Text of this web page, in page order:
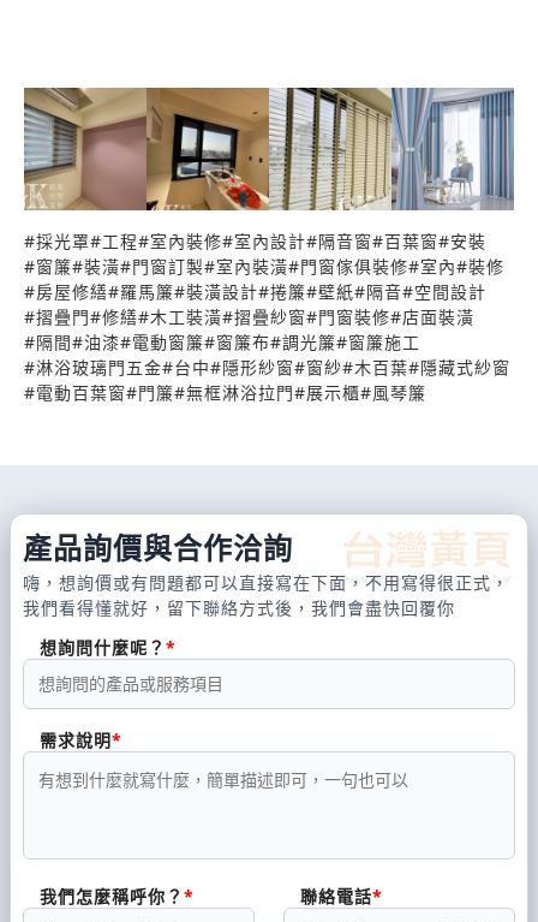
命： 我們的使命是通過窗簾的藝術，為客戶打造一個
更舒適、更美好的居住和工作環境。我們相信，一個
精心設計的窗簾不僅是空間裝飾的一部分，更是生活
品味和品質的體現。 歡迎您親臨我們的陳列室，感受
窗簾的多彩世界，讓我們一同打造屬於您獨一無二的
窗飾藝術！
#採光罩#工程#室內裝修#室內設計#隔音窗#百葉窗#安裝
#窗簾#裝潢#門窗訂製#室內裝潢#門窗傢俱裝修#室內#裝修
#房屋修繕#羅馬簾#裝潢設計#捲簾#壁紙#隔音#空間設計
#摺疊門#修繕#木工裝潢#摺疊紗窗#門窗裝修#店面裝潢
#隔間#油漆#電動窗簾#窗簾布#調光簾#窗簾施工
#淋浴玻璃門五金#台中#隱形紗窗#窗紗#木百葉#隱藏式紗窗
#電動百葉窗#門簾#無框淋浴拉門#展示櫃#風琴簾
產品詢價與合作洽詢
嗨，想詢價或有問題都可以直接寫在下面，不用寫得很正式，
我們看得懂就好，留下聯絡方式後，我們會盡快回覆你
想詢問什麼呢？
需求說明
我們怎麼稱呼你？ 聯絡電話